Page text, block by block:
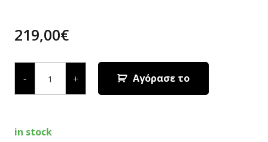
219,00€
-
ΦΑΛΤΣΟΠΡΙΟΝΟ
RADIAL
1310
AA
+ Αγόρασε το
in stock